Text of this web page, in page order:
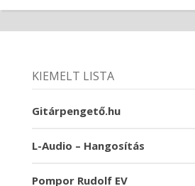
KIEMELT LISTA
Gitárpengető.hu
L-Audio – Hangosítás
Pompor Rudolf EV